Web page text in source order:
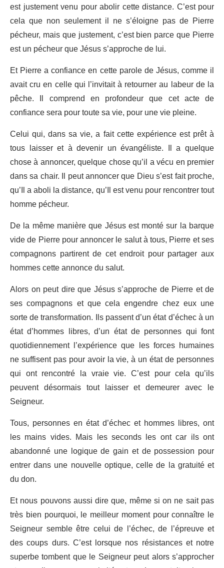
est justement venu pour abolir cette distance. C’est pour
cela que non seulement il ne s’éloigne pas de Pierre
pécheur, mais que justement, c’est bien parce que Pierre
est un pécheur que Jésus s’approche de lui.
Et Pierre a confiance en cette parole de Jésus, comme il
avait cru en celle qui l’invitait à retourner au labeur de la
pêche. Il comprend en profondeur que cet acte de
confiance sera pour toute sa vie, pour une vie pleine.
Celui qui, dans sa vie, a fait cette expérience est prêt à
tous laisser et à devenir un évangéliste. Il a quelque
chose à annoncer, quelque chose qu’il a vécu en premier
dans sa chair. Il peut annoncer que Dieu s’est fait proche,
qu’Il a aboli la distance, qu’Il est venu pour rencontrer tout
homme pécheur.
De la même manière que Jésus est monté sur la barque
vide de Pierre pour annoncer le salut à tous, Pierre et ses
compagnons partirent de cet endroit pour partager aux
hommes cette annonce du salut.
Alors on peut dire que Jésus s’approche de Pierre et de
ses compagnons et que cela engendre chez eux une
sorte de transformation. Ils passent d’un état d’échec à un
état d’hommes libres, d’un état de personnes qui font
quotidiennement l’expérience que les forces humaines
ne suffisent pas pour avoir la vie, à un état de personnes
qui ont rencontré la vraie vie. C’est pour cela qu’ils
peuvent désormais tout laisser et demeurer avec le
Seigneur.
Tous, personnes en état d’échec et hommes libres, ont
les mains vides. Mais les seconds les ont car ils ont
abandonné une logique de gain et de possession pour
entrer dans une nouvelle optique, celle de la gratuité et
du don.
Et nous pouvons aussi dire que, même si on ne sait pas
très bien pourquoi, le meilleur moment pour connaître le
Seigneur semble être celui de l’échec, de l’épreuve et
des coups durs. C’est lorsque nos résistances et notre
superbe tombent que le Seigneur peut alors s’approcher